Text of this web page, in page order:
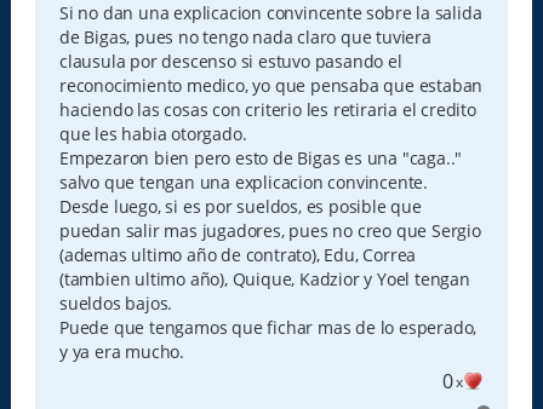
s
a
j
e
Si no dan una explicacion convincente sobre la salida
de Bigas, pues no tengo nada claro que tuviera
clausula por descenso si estuvo pasando el
reconocimiento medico, yo que pensaba que estaban
haciendo las cosas con criterio les retiraria el credito
que les habia otorgado.
Empezaron bien pero esto de Bigas es una "caga.."
salvo que tengan una explicacion convincente.
Desde luego, si es por sueldos, es posible que
puedan salir mas jugadores, pues no creo que Sergio
(ademas ultimo año de contrato), Edu, Correa
(tambien ultimo año), Quique, Kadzior y Yoel tengan
sueldos bajos.
Puede que tengamos que fichar mas de lo esperado,
y ya era mucho.
0x